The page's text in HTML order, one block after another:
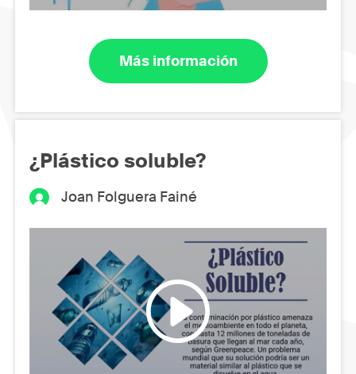
Más información
¿Plástico soluble?
Joan Folguera Fainé